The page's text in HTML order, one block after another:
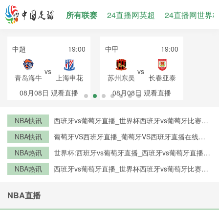
所有联赛 24直播网英超 24直播网世界
中超 19:00
青岛海牛
vs
上海申花
08月08日 观看直播
中甲 19:00
苏州东吴
vs
长春亚泰
08月08日 观看直播
NBA快讯
西班牙vs葡萄牙直播_世界杯西班牙vs葡萄牙比赛直
NBA快讯
葡萄牙VS西班牙直播_葡萄牙VS西班牙直播在线观
NBA热讯
世界杯:西班牙vs葡萄牙直播_西班牙vs葡萄牙直播免
清视频直播
NBA热讯
西班牙vs葡萄牙直播_世界杯西班牙vs葡萄牙比赛直
NBA直播